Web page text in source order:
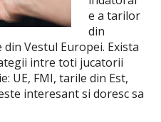
e a tarilor
din
Vestul Europei. Exista
intre toti jucatorii
UE, FMI, tarile din Est,
interesant si doresc sa